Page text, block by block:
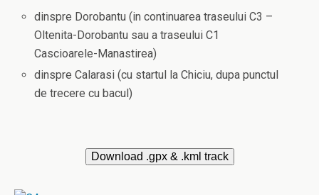
dinspre Dorobantu (in continuarea traseului C3 –
Oltenita-Dorobantu sau a traseului C1
Cascioarele-Manastirea)
dinspre Calarasi (cu startul la Chiciu, dupa punctul
de trecere cu bacul)